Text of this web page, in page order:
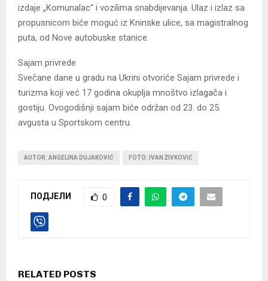
izdaje „Komunalac“ i vozilima snabdijevanja. Ulaz i izlaz sa
propusnicom biće moguć iz Kninske ulice, sa magistralnog
puta, od Nove autobuske stanice.
Sajam privrede
Svečane dane u gradu na Ukrini otvoriće Sajam privrede i
turizma koji već 17 godina okuplja mnoštvo izlagača i
gostiju. Ovogodišnji sajam biće održan od 23. do 25.
avgusta u Sportskom centru.
AUTOR: ANGELINA DUJAKOVIĆ FOTO: IVAN ŽIVKOVIĆ
ПОДЈЕЛИ 0
RELATED POSTS